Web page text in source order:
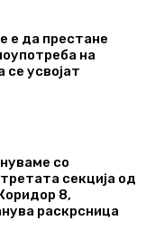
е да престане
на
се усвојат
со
секција од
8,
раскрсница